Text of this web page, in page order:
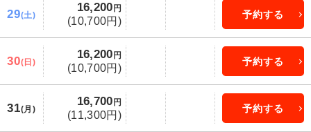
29(土)
16,200 円
(10,700円)
予約する
30(日)
16,200 円
(10,700円)
予約する
31(月)
16,700 円
(11,300円)
予約する